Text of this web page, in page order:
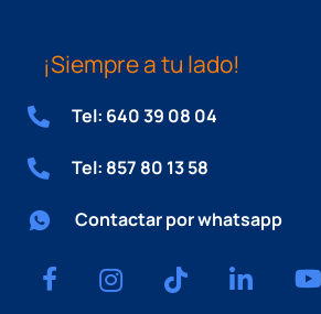
¡Siempre a tu lado!
Tel: 640 39 08 04
Tel: 857 80 13 58
Contactar por whatsapp